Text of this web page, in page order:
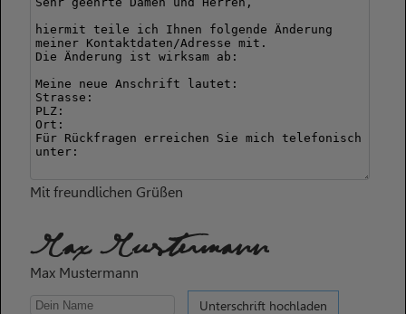
Mit freundlichen Grüßen
Max Mustermann
Max Mustermann
Unterschrift hochladen